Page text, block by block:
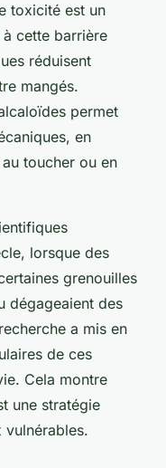
toxicité est un
cette barrière
réduisent
mangés.
permet
en
toucher ou en
lorsque des
grenouilles
dégageaient des
a mis en
de ces
Cela montre
une stratégie
vulnérables.